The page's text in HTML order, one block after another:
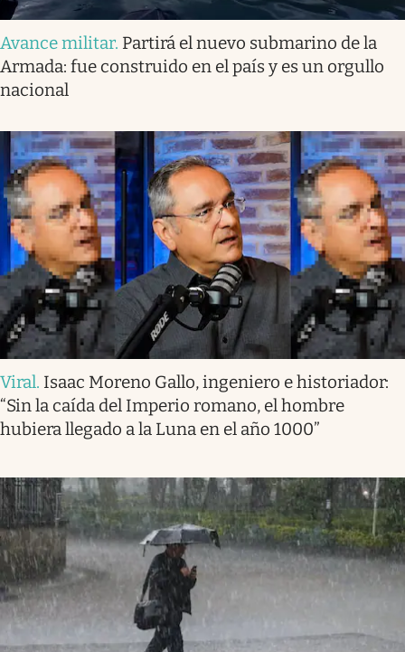
Avance militar. Partirá el nuevo submarino de la
Armada: fue construido en el país y es un orgullo
nacional
Viral. Isaac Moreno Gallo, ingeniero e historiador:
“Sin la caída del Imperio romano, el hombre
hubiera llegado a la Luna en el año 1000”